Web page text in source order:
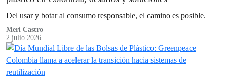
Del usar y botar al consumo responsable, el camino es posible.
Meri Castro
2 julio 2026